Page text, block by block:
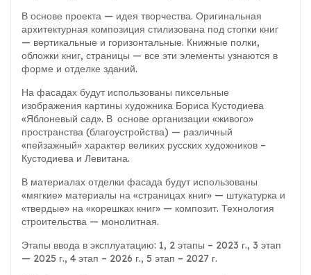
В основе проекта — идея творчества. Оригинальная
архитектурная композиция стилизована под стопки книг
— вертикальные и горизонтальные. Книжные полки,
обложки книг, страницы — все эти элементы узнаются в
форме и отделке зданий.
На фасадах будут использованы пиксельные
изображения картины художника Бориса Кустодиева
«Яблоневый сад». В основе организации «живого»
пространства (благоустройства) — различный
«пейзажный» характер великих русских художников –
Кустодиева и Левитана.
В материалах отделки фасада будут использованы
«мягкие» материалы на «страницах книг» — штукатурка и
«твердые» на «корешках книг» — композит. Технология
строительства — монолитная.
Этапы ввода в эксплуатацию: 1, 2 этапы – 2023 г., 3 этап
— 2025 г., 4 этап – 2026 г., 5 этап – 2027 г.